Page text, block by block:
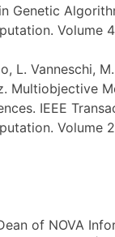
Genetic
Volume
L. Vanneschi,
Multiobjective
IEEE
Volume